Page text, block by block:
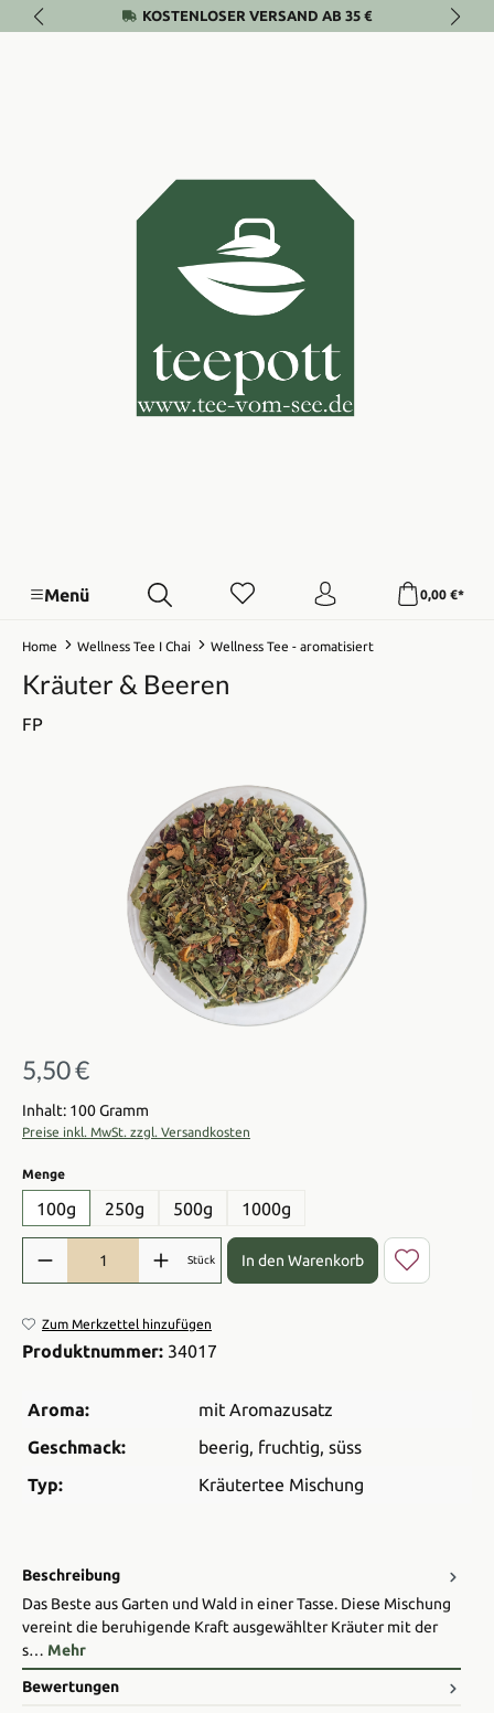
Zum Hauptinhalt springenKOSTENLOSER VERSAND AB 35 €
Menü 0,00 €*
Home Wellness Tee I Chai Wellness Tee - aromatisiert
Kräuter & Beeren
FP
Bildergalerie überspringen
Regulärer Preis:
5,50 €
Inhalt: 100 Gramm
Preise inkl. MwSt. zzgl. Versandkosten
Mengeauswählen
100g 250g 500g 1000g
Produkt Anzahl: Gib den gewünschten Wert ein oder benutze die
Stück In den Warenkorb
Zum Merkzettel hinzufügen
Produktnummer: 34017
Aroma:
mit Aromazusatz
Geschmack:
beerig, fruchtig, süss
Typ:
Kräutertee Mischung
Beschreibung
Das Beste aus Garten und Wald in einer Tasse. Diese Mischung
vereint die beruhigende Kraft ausgewählter Kräuter mit der
s… Mehr
Bewertungen